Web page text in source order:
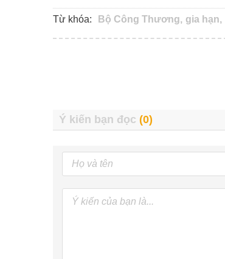
Từ khóa: Bộ Công Thương, gia hạn,